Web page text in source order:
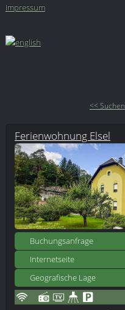
Impressum
<< Suchen
Ferienwohnung Elsel
Buchungsanfrage
Internetseite
Geografische Lage